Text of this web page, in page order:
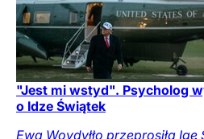
"Jest mi wstyd". Psycholog
o Idze Świątek
Ewa Woydyłło przeprosiła